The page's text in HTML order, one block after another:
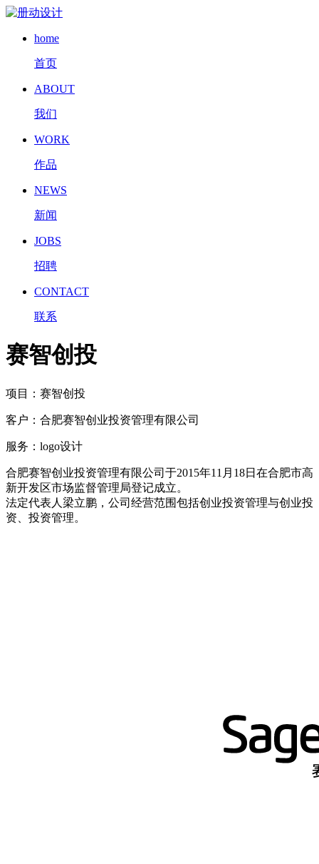
home
首页
ABOUT
我们
WORK
作品
NEWS
新闻
JOBS
招聘
CONTACT
联系
赛智创投
项目： 赛智创投
客户： 合肥赛智创业投资管理有限公司
服务： logo设计
合肥赛智创业投资管理有限公司于2015年11月18日在合肥市高
新开发区市场监督管理局登记成立。
法定代表人梁立鹏，公司经营范围包括创业投资管理与创业投
资、投资管理。